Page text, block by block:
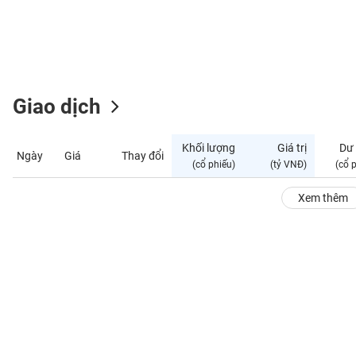
Giao dịch
Ngày Giá Thay đổi
Khối lượng
(cổ phiếu)
Giá trị
(tỷ VNĐ)
Dư
(cổ
Xem thêm
CÁ
NHÂN